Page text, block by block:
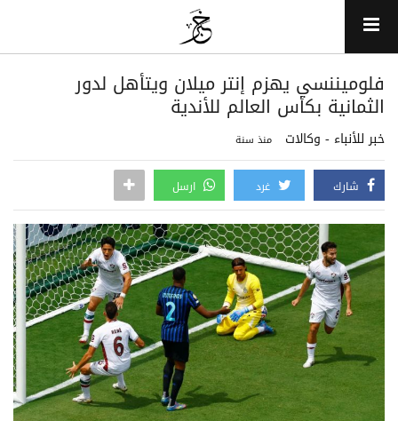
فلوميننسي يهزم إنتر ميلان ويتأهل لدور
الثمانية بكأس العالم للأندية
خبر للأنباء - وكالات منذ سنة
شارك غرد ارسل